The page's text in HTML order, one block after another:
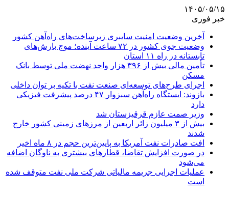
۱۴۰۵/۰۵/۱۵
خبر فوری
آخرین وضعیت امنیت سایبری زیرساخت‌های راه‌آهن کشور
وضعیت جوی کشور در ۷۲ ساعت آینده؛ موج بارش‌های
تابستانه در راه ۱۱ استان
تأمین مالی بیش از ۳۹۶ هزار واحد نهضت ملی توسط بانک
مسکن
اجرای طرح‌های توسعه‌ای صنعت نفت با تکیه بر توان داخلی
بازوند: ایستگاه راه‌آهن سبزوار ۴۷ درصد پیشرفت فیزیکی
دارد
وزیر صمت عازم قرقیزستان شد
بیش از ۳ میلیون زائر اربعین از مرزهای زمینی کشور خارج
شدند
افت صادرات نفت آمریکا به پایین‌ترین حجم در ۸ ماه اخیر
در صورت افزایش تقاضا، قطارهای بیشتری به ناوگان اضافه
می‌شود
عملیات اجرایی جریمه مالیاتی شرکت ملی نفت متوقف شده
است